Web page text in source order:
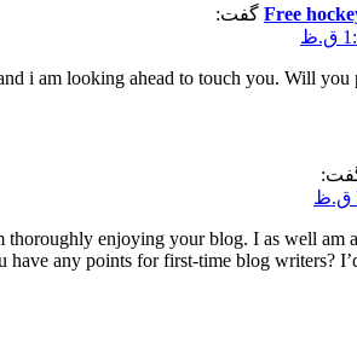
Free گفت:
i am looking ahead to touch you. Will you
thoroughly enjoying your blog. I as well am
any points for first-time blog writers?